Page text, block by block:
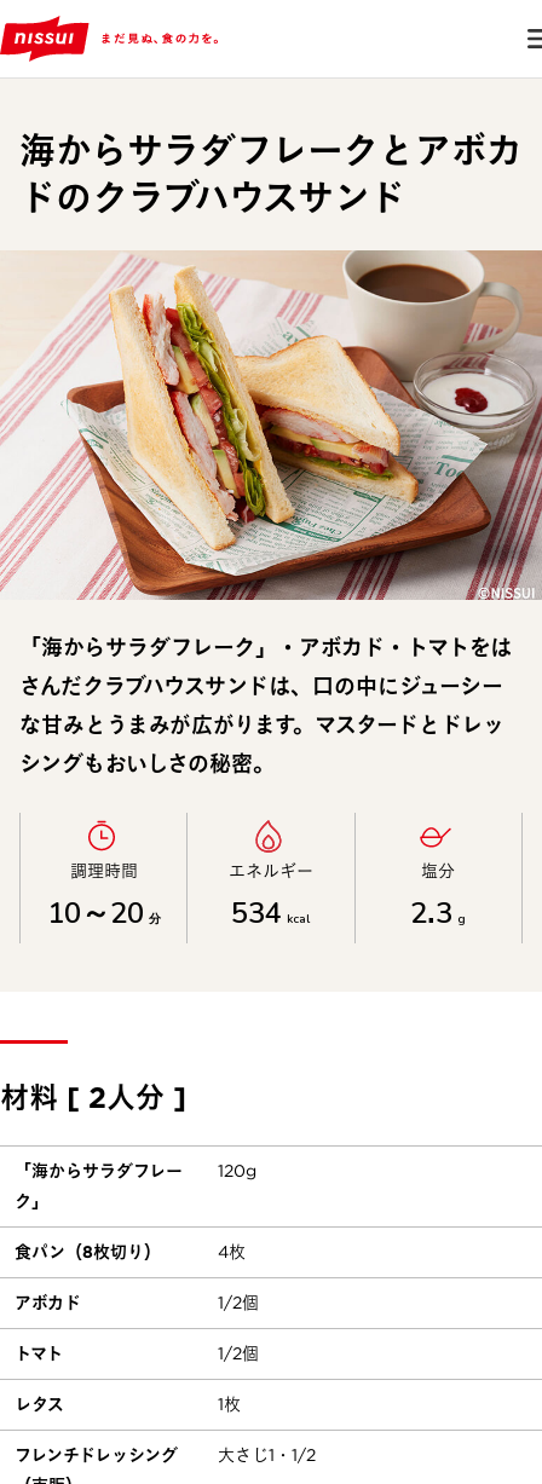
海からサラダフレークとアボカ
ドのクラブハウスサンド
「海からサラダフレーク」・アボカド・トマトをは
さんだクラブハウスサンドは、口の中にジューシー
な甘みとうまみが広がります。マスタードとドレッ
シングもおいしさの秘密。
調理時間​
10～20 分
エネルギー​
534 kcal
塩分​
2.3 g
材料 [ 2人分 ]
「海からサラダフレー
ク」
120g
食パン（8枚切り） 4枚
アボカド 1/2個
トマト 1/2個
レタス 1枚
フレンチドレッシング
大さじ1・1/2